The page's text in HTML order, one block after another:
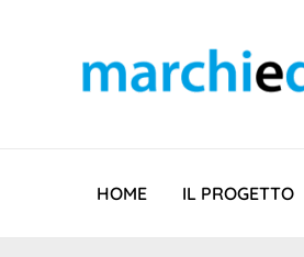
contenuto
HOME IL PROGETTO